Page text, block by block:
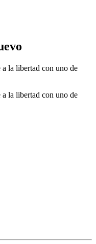
a la libertad con uno de
a la libertad con uno de